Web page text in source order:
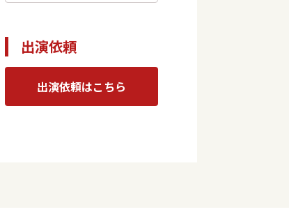
出演依頼
出演依頼はこちら